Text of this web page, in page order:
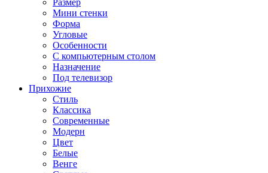
Размер
Мини стенки
Форма
Угловые
Особенности
С компьютерным столом
Назначение
Под телевизор
Прихожие
Стиль
Классика
Современные
Модерн
Цвет
Белые
Венге